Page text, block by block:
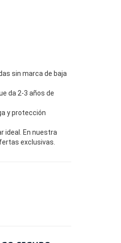
sin marca de baja
da 2-3 años de
y protección
ideal. En nuestra
exclusivas.